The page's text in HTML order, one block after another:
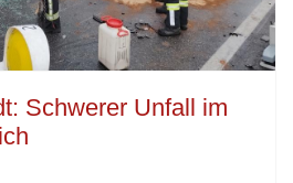
Schwerer Unfall im